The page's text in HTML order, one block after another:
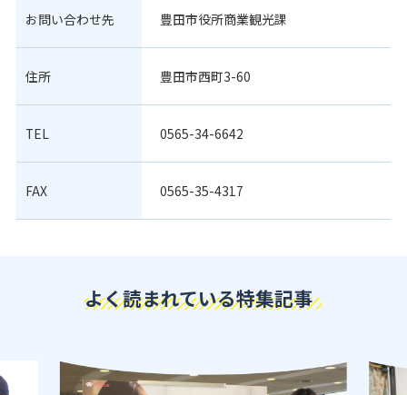
お問い合わせ先 豊田市役所商業観光課
住所 豊田市西町3-60
TEL 0565-34-6642
FAX 0565-35-4317
よく読まれている特集記事